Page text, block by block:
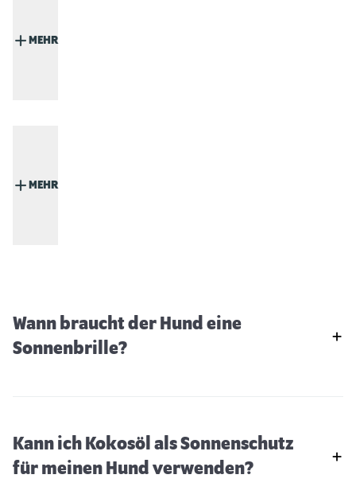
MEHR
MEHR
Wann braucht der Hund eine
Sonnenbrille?
Kann ich Kokosöl als Sonnenschutz
für meinen Hund verwenden?